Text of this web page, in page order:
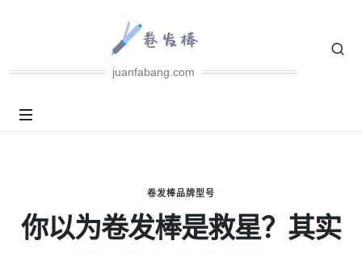
juanfabang.com
卷发棒品牌型号
你以为卷发棒是救星？其实